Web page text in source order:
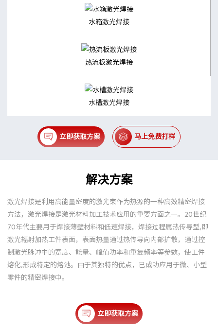
水箱激光焊接
热流板激光焊接
水槽激光焊接
立即获取方案 马上免费打样
解决方案
激光焊接是利用高能量密度的激光束作为热源的一种高效精密焊接
方法，激光焊接是激光材料加工技术应用的重要方面之一。20世纪
70年代主要用于焊接薄壁材料和低速焊接，焊接过程属热传导型,即
激光辐射加热工件表面，表面热量通过热传导向内部扩散，通过控
制激光脉冲中的宽度、能量、峰值功率和重复频率等参数，使工件
熔化,形成特定的熔池。由于其独特的优点，已成功应用于微、小型
零件的精密焊接中。
立即获取方案